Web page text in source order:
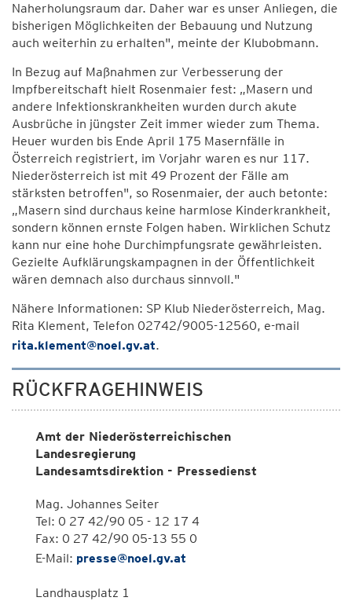
Naherholungsraum dar. Daher war es unser Anliegen, die
bisherigen Möglichkeiten der Bebauung und Nutzung
auch weiterhin zu erhalten", meinte der Klubobmann.
In Bezug auf Maßnahmen zur Verbesserung der
Impfbereitschaft hielt Rosenmaier fest: „Masern und
andere Infektionskrankheiten wurden durch akute
Ausbrüche in jüngster Zeit immer wieder zum Thema.
Heuer wurden bis Ende April 175 Masernfälle in
Österreich registriert, im Vorjahr waren es nur 117.
Niederösterreich ist mit 49 Prozent der Fälle am
stärksten betroffen", so Rosenmaier, der auch betonte:
„Masern sind durchaus keine harmlose Kinderkrankheit,
sondern können ernste Folgen haben. Wirklichen Schutz
kann nur eine hohe Durchimpfungsrate gewährleisten.
Gezielte Aufklärungskampagnen in der Öffentlichkeit
wären demnach also durchaus sinnvoll."
Nähere Informationen: SP Klub Niederösterreich, Mag.
Rita Klement, Telefon 02742/9005-12560, e-mail
rita.klement@noel.gv.at.
RÜCKFRAGEHINWEIS
Amt der Niederösterreichischen
Landesregierung
Landesamtsdirektion - Pressedienst
Mag. Johannes Seiter
Tel: 0 27 42/90 05 - 12 17 4
Fax: 0 27 42/90 05-13 55 0
E-Mail: presse@noel.gv.at
Landhausplatz 1